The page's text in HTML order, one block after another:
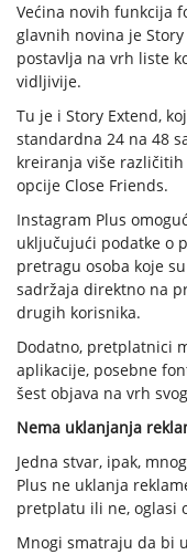
Većina novih funkcija
glavnih novina je
postavlja na vrh liste
vidljivije.
Tu je i Story Extend,
standardna 24 na 48
kreiranja više
opcije Close Friends.
Instagram Plus
uključujući podatke o
pretragu osoba koje
sadržaja direktno na
drugih korisnika.
Dodatno, pretplatnici
aplikacije, posebne
šest objava na vrh
Nema uklanjanja
Jedna stvar, ipak,
Plus ne uklanja
pretplatu ili ne, oglasi
Mnogi smatraju da bi